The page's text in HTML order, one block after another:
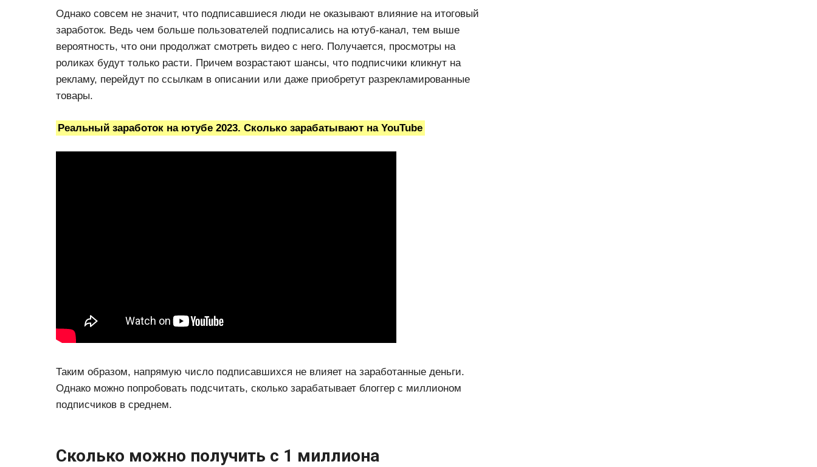
Однако совсем не значит, что подписавшиеся люди не оказывают влияние на итоговый
заработок. Ведь чем больше пользователей подписались на ютуб-канал, тем выше
вероятность, что они продолжат смотреть видео с него. Получается, просмотры на
роликах будут только расти. Причем возрастают шансы, что подписчики кликнут на
рекламу, перейдут по ссылкам в описании или даже приобретут разрекламированные
товары.
Реальный заработок на ютубе 2023. Сколько зарабатывают на YouTube
Таким образом, напрямую число подписавшихся не влияет на заработанные деньги.
Однако можно попробовать подсчитать, сколько зарабатывает блоггер с миллионом
подписчиков в среднем.
Сколько можно получить с 1 миллиона